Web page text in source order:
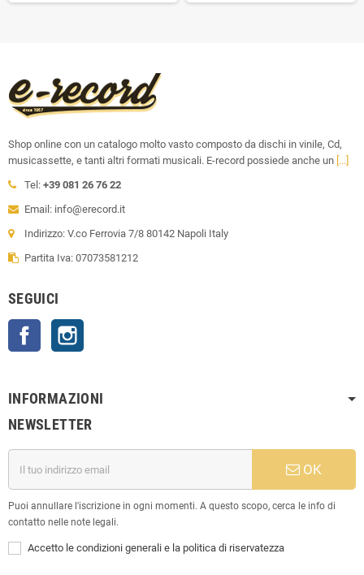
Shop online con un catalogo molto vasto composto da dischi in vinile, Cd,
musicassette, e tanti altri formati musicali. E-record possiede anche un [...]
Tel: +39 081 26 76 22
Email: info@erecord.it
Indirizzo: V.co Ferrovia 7/8 80142 Napoli Italy
Partita Iva: 07073581212
SEGUICI
Facebook
INFORMAZIONI
NEWSLETTER
OK
Puoi annullare l'iscrizione in ogni momenti. A questo scopo, cerca le info di
contatto nelle note legali.
Accetto le condizioni generali e la politica di riservatezza